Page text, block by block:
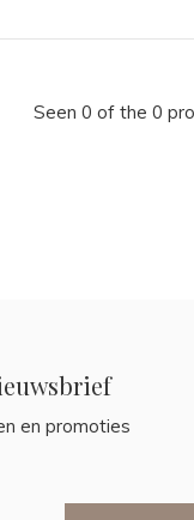
Seen 0 of the 0
en promoties